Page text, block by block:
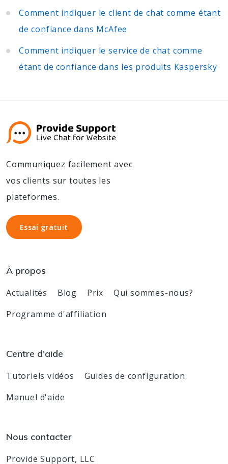
Comment indiquer le client de chat comme étant
de confiance dans McAfee
Comment indiquer le service de chat comme
étant de confiance dans les produits Kaspersky
Communiquez facilement avec
vos clients sur toutes les
plateformes.
Essai gratuit
Essai gratuit
À propos
Actualités Blog Prix
Qui sommes-nous?
Programme d'affiliation
Centre d'aide
Tutoriels vidéos
Guides de configuration
Manuel d'aide
Nous contacter
Provide Support, LLC